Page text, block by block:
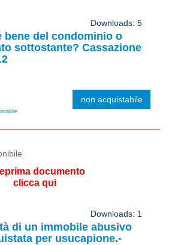
Downloads: 5
bene del condominio o
sottostante? Cassazione
non acquistabile
documento
clicca qui
Downloads: 1
di un immobile abusivo
per usucapione.-